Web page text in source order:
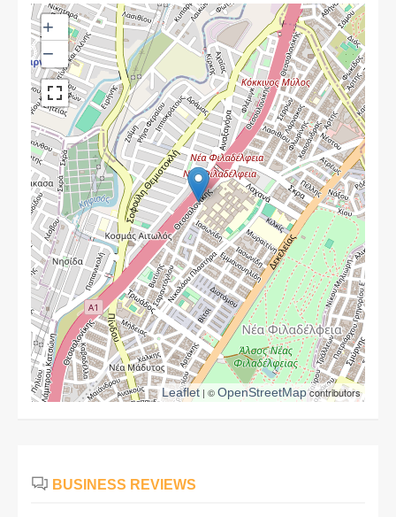
+
−
Leaflet | ©OpenStreetMapcontributors
BUSINESS REVIEWS